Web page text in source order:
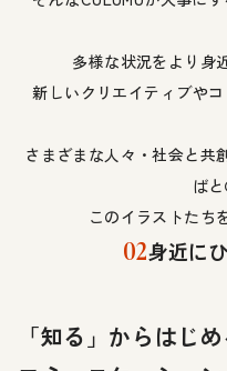
多様な状況をより身
新しいクリエイティブや
さまざまな人々・社会と共
ば
このイラストたち
02身近に
「知る」からはじ